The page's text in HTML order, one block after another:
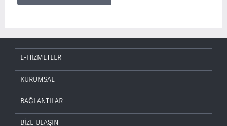
E-HİZMETLER
KURUMSAL
BAĞLANTILAR
BİZE ULAŞIN